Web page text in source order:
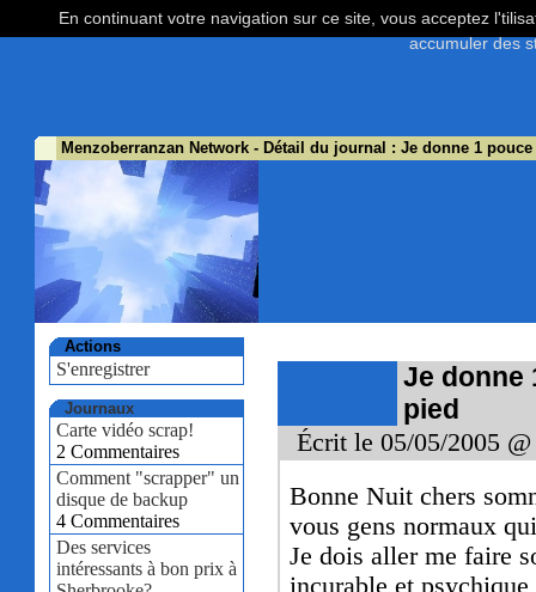
Menzoberranzan Network - Détail du journal : Je donne 1
Actions
S'enregistrer
Journaux
Carte vidéo scrap!
2 Commentaires
Comment "scrapper" un
disque de backup
4 Commentaires
Des services
intéressants à bon prix à
Je donne
pied
Écrit le 05/05/2005
Bonne Nuit chers
vous gens normaux
Je dois aller me faire
En continuant votre navigation sur ce site, vous acceptez
accumuler des